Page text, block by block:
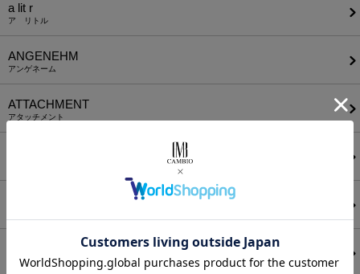
a lit r
ア リトル
ANGENEHM
アンゲネーム
ATTACHMENT
アタッチメント
CALL&RESPONSE
コールアンドレスポンス